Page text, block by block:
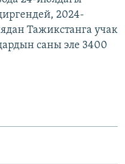
2024-
Тажикстанга учак
саны эле 3400